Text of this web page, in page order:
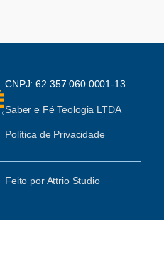
CNPJ: 62.357.060.0001-13
Saber e Fé Teologia LTDA
Política de Privacidade
Feito porAttrio Studio